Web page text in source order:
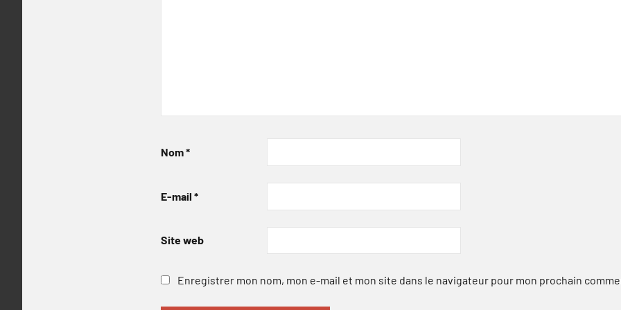
Nom*
E-mail *
Site web
Enregistrer mon nom, mon e-mail et mon site dans le navigateur pour mon prochain